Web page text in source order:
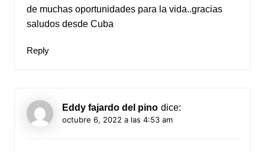
de muchas oportunidades para la vida..gracias
saludos desde Cuba
Reply
Eddy fajardo del pino dice:
octubre 6, 2022 a las 4:53 am